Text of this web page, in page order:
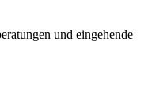
und eingehende